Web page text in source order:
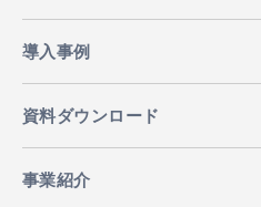
導入事例
資料ダウンロード
事業紹介